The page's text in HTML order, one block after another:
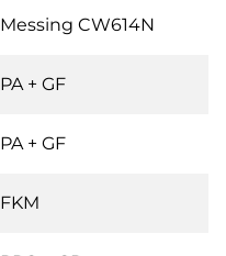
Messing CW614N
PA + GF
PA + GF
FKM